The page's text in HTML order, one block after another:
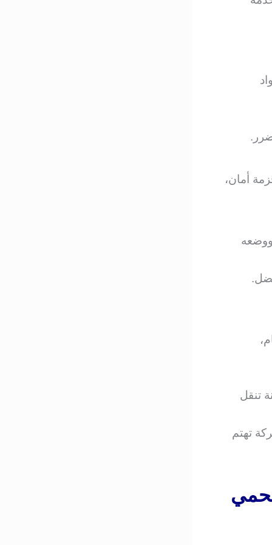
أمان،
ووضعه
تنقل
تهتم